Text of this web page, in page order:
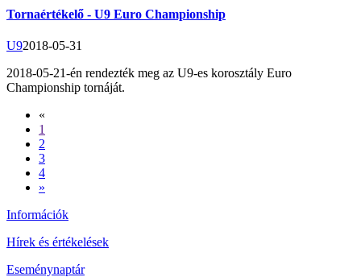
Tornaértékelő - U9 Euro Championship
U92018-05-31
2018-05-21-én rendezték meg az U9-es korosztály Euro
Championship tornáját.
«
1
2
3
4
»
Információk
Hírek és értékelések
Eseménynaptár